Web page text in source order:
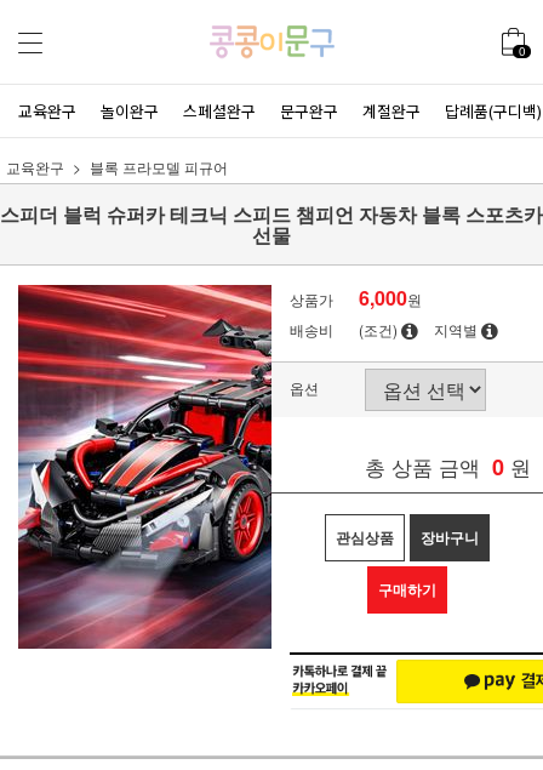
0
교육완구 놀이완구 스페셜완구 문구완구 계절완구 답례품(구디백)
교육완구 블록 프라모델 피규어
스피더 블럭 슈퍼카 테크닉 스피드 챔피언 자동차 블록 스포츠카
선물
상품가 6,000원
배송비
(조건) 지역별
옵션
총 상품 금액 0 원
관심상품 장바구니
구매하기